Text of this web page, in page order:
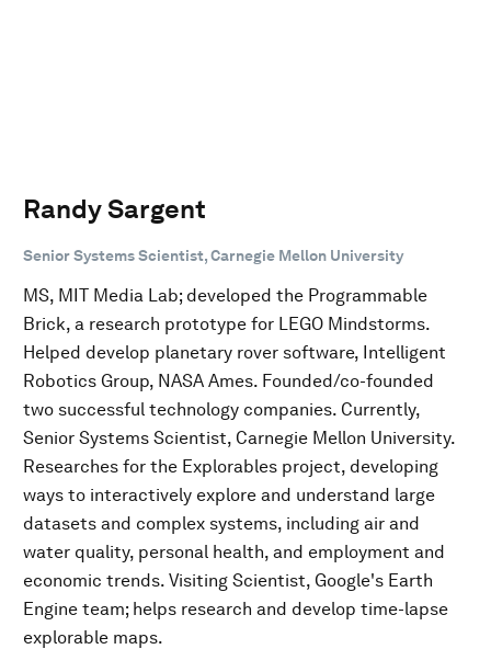
Randy Sargent
Senior Systems Scientist, Carnegie Mellon University
MS, MIT Media Lab; developed the Programmable
Brick, a research prototype for LEGO Mindstorms.
Helped develop planetary rover software, Intelligent
Robotics Group, NASA Ames. Founded/co-founded
two successful technology companies. Currently,
Senior Systems Scientist, Carnegie Mellon University.
Researches for the Explorables project, developing
ways to interactively explore and understand large
datasets and complex systems, including air and
water quality, personal health, and employment and
economic trends. Visiting Scientist, Google's Earth
Engine team; helps research and develop time-lapse
explorable maps.